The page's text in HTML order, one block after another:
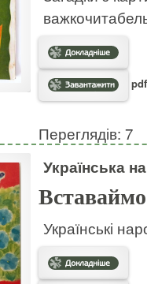
Переглядів: 7
Українська
Українські